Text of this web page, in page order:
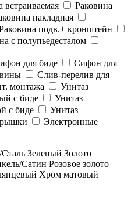
встраиваемая
Раковина
накладная
подв.+ кронштейн
с полупьедесталом
для биде
Сифон для
Слив-перелив для
монтажа
Унитаз
с биде
Унитаз
с биде
Унитаз
Электронные
Зеленый Золото
Сатин Розовое золото
Хром матовый